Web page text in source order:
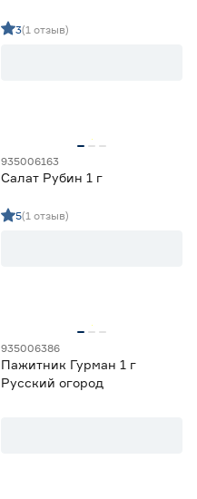
3(1 отзыв)
935006163
Салат Рубин 1 г
5(1 отзыв)
935006386
Пажитник Гурман 1 г
Русский огород